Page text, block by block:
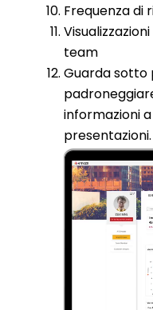
Frequenza di
team
Guarda sotto
informazioni
presentazioni.
Video